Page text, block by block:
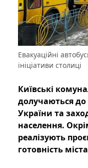
Евакуаційні
ініціативи столиці
Київські
долучаються
України та
населення.
реалізують
готовність